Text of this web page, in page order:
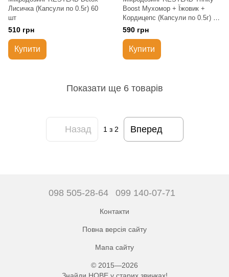
Лисичка (Капсули по 0.5г) 60
шт
510 грн
Купити
Boost Мухомор + Їжовик +
Кордицепс (Капсули по 0.5г) 60
шт
590 грн
Купити
Показати ще 6 товарів
Назад 1 з 2 Вперед
098 505-28-64 099 140-07-71
Контакти
Повна версія сайту
Мапа сайту
© 2015—2026